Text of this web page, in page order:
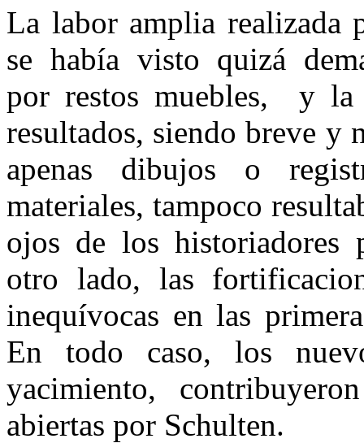
La labor amplia realizada
se había visto quizá
por restos muebles, y la
resultados, siendo breve y
apenas dibujos o
materiales, tampoco
ojos de los historiadores
otro lado, las
inequívo­cas en las
En todo ca­so, los
yacimiento,
abiertas por Schulten.